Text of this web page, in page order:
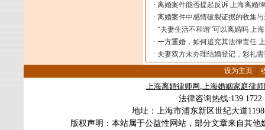
· 离婚案件能否提起反诉 上海离婚
· 离婚案件中感情破裂证据的收集
· “夫妻生活不和谐”可以离婚吗 上
· 一方重婚，如何追究其法律责任
· 夫妻双方未办理结婚登记，彩礼
设为主页
上海离婚律师网 ,上海婚姻家庭律
法律咨询热线:139
地址：上海市浦东新区世纪大道
版权声明：本站属于公益性网站，部分文章来自其